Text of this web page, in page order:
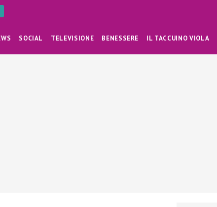
SOCIAL TELEVISIONE BENESSERE IL TACCUINO VIOLA